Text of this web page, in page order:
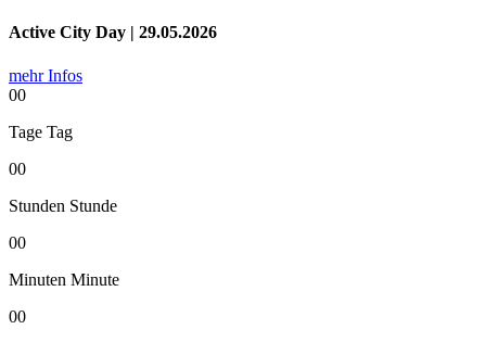
Active City Day | 29.05.2026
mehr Infos
00
Tage Tag
00
Stunden Stunde
00
Minuten Minute
00